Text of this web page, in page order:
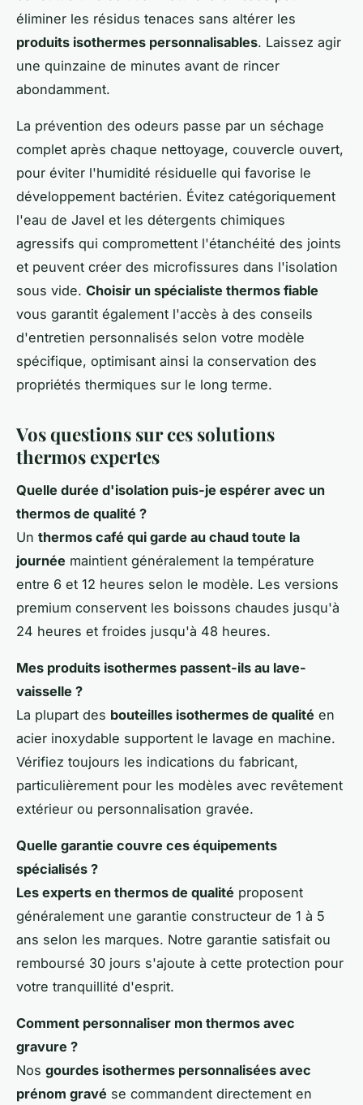
éliminer les résidus tenaces sans altérer les
produits isothermes personnalisables. Laissez agir
une quinzaine de minutes avant de rincer
abondamment.
La prévention des odeurs passe par un séchage
complet après chaque nettoyage, couvercle ouvert,
pour éviter l'humidité résiduelle qui favorise le
développement bactérien. Évitez catégoriquement
l'eau de Javel et les détergents chimiques
agressifs qui compromettent l'étanchéité des joints
et peuvent créer des microfissures dans l'isolation
sous vide. Choisir un spécialiste thermos fiable
vous garantit également l'accès à des conseils
d'entretien personnalisés selon votre modèle
spécifique, optimisant ainsi la conservation des
propriétés thermiques sur le long terme.
Vos questions sur ces solutions
thermos expertes
Quelle durée d'isolation puis-je espérer avec un
thermos de qualité ?
Un thermos café qui garde au chaud toute la
journée maintient généralement la température
entre 6 et 12 heures selon le modèle. Les versions
premium conservent les boissons chaudes jusqu'à
24 heures et froides jusqu'à 48 heures.
Mes produits isothermes passent-ils au lave-
vaisselle ?
La plupart des bouteilles isothermes de qualité en
acier inoxydable supportent le lavage en machine.
Vérifiez toujours les indications du fabricant,
particulièrement pour les modèles avec revêtement
extérieur ou personnalisation gravée.
Quelle garantie couvre ces équipements
spécialisés ?
Les experts en thermos de qualité proposent
généralement une garantie constructeur de 1 à 5
ans selon les marques. Notre garantie satisfait ou
remboursé 30 jours s'ajoute à cette protection pour
votre tranquillité d'esprit.
Comment personnaliser mon thermos avec
gravure ?
Nos gourdes isothermes personnalisées avec
prénom gravé se commandent directement en